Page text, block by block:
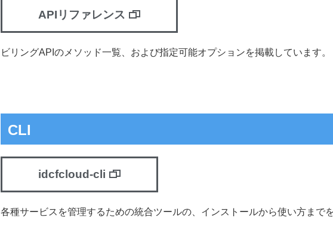
APIリファレンス
ビリングAPIのメソッド一覧、および指定可能オプションを掲載しています。
CLI
idcfcloud-cli
各種サービスを管理するための統合ツールの、インストールから使い方まで